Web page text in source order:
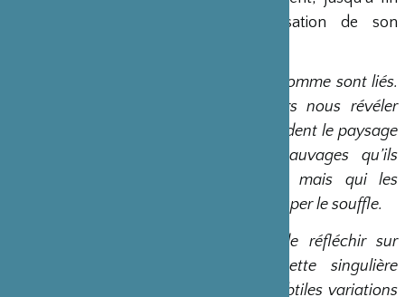
octobre, au Japon pour la réalisation de son
Au Japon, l’environnement et l’homme sont liés.
Ce rapport au monde va alors nous révéler
comment les Japonais appréhendent le paysage
et la nature. Ces espaces sauvages qu’ils
respectent et qu’ils craignent mais qui les
fascinent par leurs beautés à couper le souffle.
Il paraît donc indispensable de réfléchir sur
notre propre milieu selon cette singulière
perception du monde, où les subtiles variations